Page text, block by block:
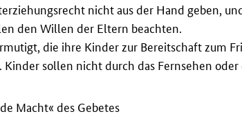
nicht aus der Hand geben,
den Willen der Eltern beachten.
die ihre Kinder zur Bereitschaft zum
Kinder sollen nicht durch das Fernsehen
Macht« des Gebetes